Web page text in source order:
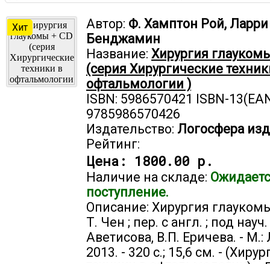
Хит Автор: Ф. Хамптон Рой, Ларри
Бенджамин
Название: Хирургия
(серия Хирургические
офтальмологии )
ISBN: 5986570421 ISBN-
9785986570426
Издательство: Логосфера
Рейтинг:
Цена: 1800.00 р.
Наличие на складе:
поступление.
Описание: Хирургия
Т. Чен ; пер. с англ. ; под
Аветисова, В.П. Еричева. - М.:
2013. - 320 с.; 15,6 см. -